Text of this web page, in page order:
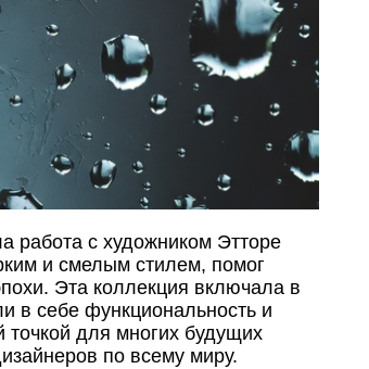
работа с художником Этторе
и смелым стилем, помог
Эта коллекция включала в
в себе функциональность и
точкой для многих будущих
по всему миру.